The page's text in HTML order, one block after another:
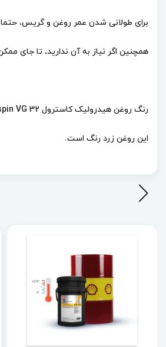
برای طولانی شدن عمر روغن و گریس،
همچنین اگر نیاز به آن ندارید، تا جای
رنگ روغن هیدرولیک کاسترول Castrol Hyspin VG 32
این روغن زرد رنگ است.